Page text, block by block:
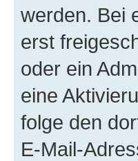
werden. Bei
erst
oder ein
eine
folge den
E-Mail-